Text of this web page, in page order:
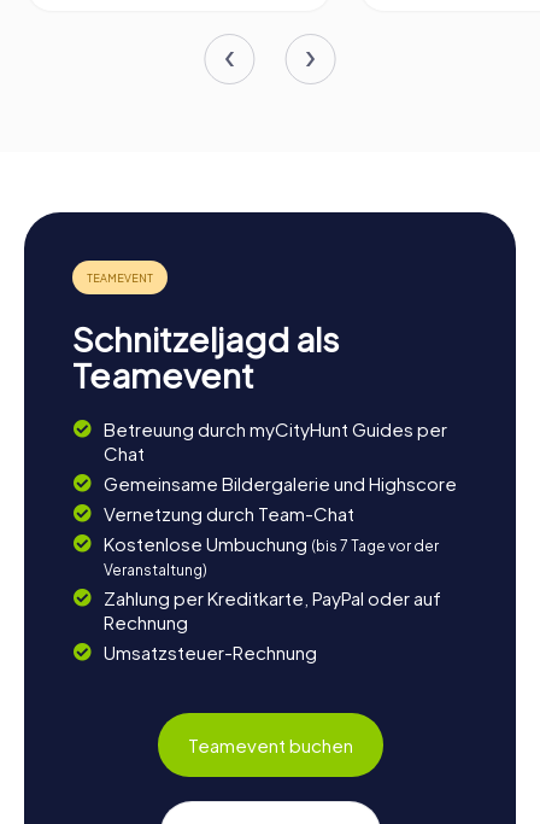
Schnitzeljagd als
Teamevent
Betreuung durch myCityHunt Guides per
Chat
Gemeinsame Bildergalerie und Highscore
Vernetzung durch Team-Chat
Kostenlose Umbuchung (bis 7 Tage vor der
Veranstaltung)
Zahlung per Kreditkarte, PayPal oder auf
Rechnung
Umsatzsteuer-Rechnung
Teamevent buchen